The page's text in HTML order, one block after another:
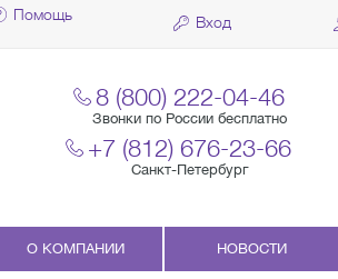
Помощь Вход
8 (800) 222-04-46
Звонки по России бесплатно
+7 (812) 676-23-66
Санкт-Петербург
О КОМПАНИИ НОВОСТИ